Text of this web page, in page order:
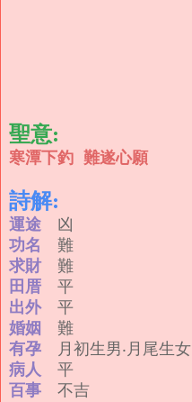
聖意:
寒潭下釣 難遂心願
詩解:
運途 凶
功名 難
求財難
田厝 平
出外平
婚姻 難
有孕 月初生男‧月尾生女
病人 平
百事 不吉